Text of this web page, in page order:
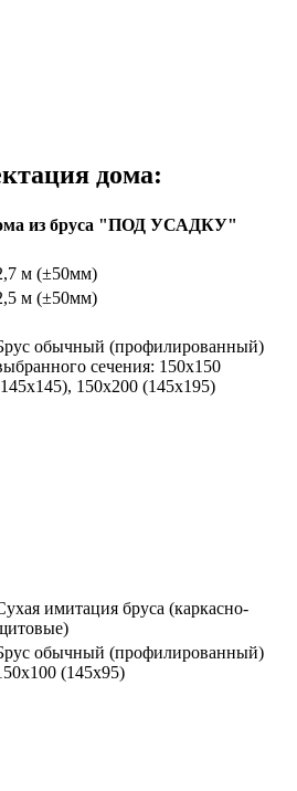
дома:
из бруса "ПОД УСАДКУ"
м (±50мм)
м (±50мм)
обычный (профилированный)
сечения: 150х150
150х200 (145х195)
имитация бруса (каркасно-
обычный (профилированный)
(145х95)